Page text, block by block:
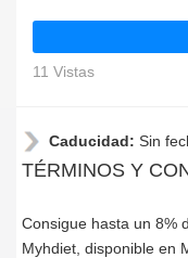
11 Vistas
Caducidad: Sin
TÉRMINOS Y
Consigue hasta un 8%
Myhdiet, disponible en